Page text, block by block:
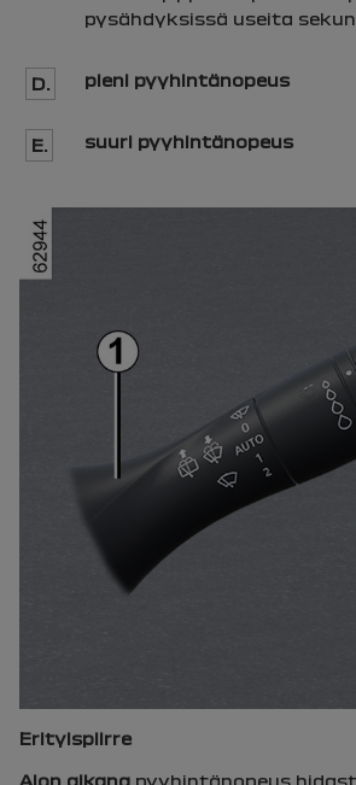
pysähdyksissä useita
D. pieni pyyhintänopeus
E. suuri pyyhintänopeus
Erityispiirre
Ajon aikana pyyhintänopeus